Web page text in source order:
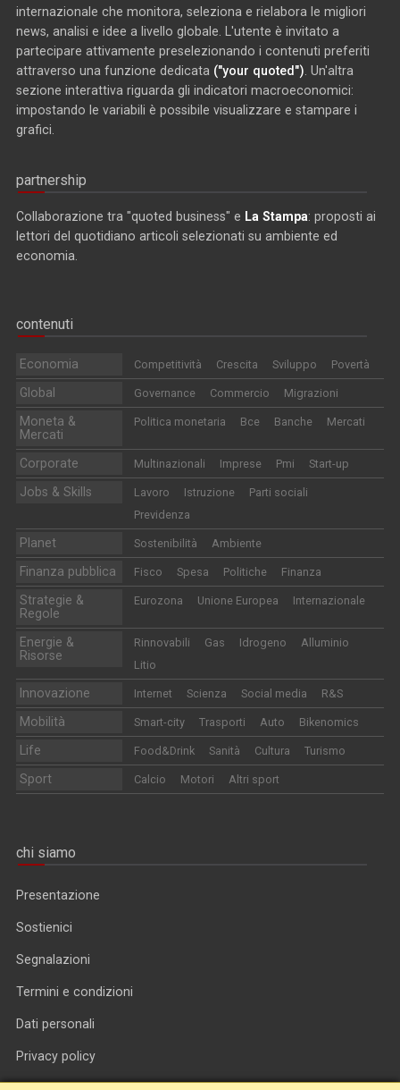
internazionale che monitora, seleziona e rielabora le migliori
news, analisi e idee a livello globale. L'utente è invitato a
partecipare attivamente preselezionando i contenuti preferiti
attraverso una funzione dedicata ("your quoted") . Un'altra
sezione interattiva riguarda gli indicatori macroeconomici:
impostando le variabili è possibile visualizzare e stampare i
grafici.
partnership
Collaborazione tra "quoted business" e La Stampa: proposti ai
lettori del quotidiano articoli selezionati su ambiente ed
economia.
contenuti
Economia Competitività Crescita Sviluppo Povertà
Global Governance Commercio Migrazioni
Moneta &
Mercati
Politica monetaria Bce Banche Mercati
Corporate Multinazionali Imprese Pmi Start-up
Jobs & Skills Lavoro Istruzione
Parti sociali
Previdenza
Planet Sostenibilità Ambiente
Finanza pubblica Fisco Spesa Politiche Finanza
Strategie &
Regole
Eurozona Unione Europea Internazionale
Energie &
Risorse
Rinnovabili Gas Idrogeno
Alluminio
Litio
Innovazione Internet Scienza Social media R&S
Mobilità Smart-city Trasporti Auto Bikenomics
Life Food&Drink Sanità Cultura Turismo
Sport Calcio Motori Altri sport
chi siamo
Presentazione
Sostienici
Segnalazioni
Termini e condizioni
Dati personali
Privacy policy